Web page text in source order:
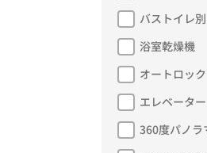
バストイレ別
浴室乾燥機
オートロック
エレベーター
360度パノラ